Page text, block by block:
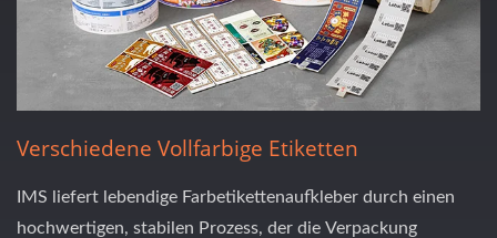
Verschiedene Vollfarbige Etiketten
IMS liefert lebendige Farbetikettenaufkleber durch einen
hochwertigen, stabilen Prozess, der die Verpackung